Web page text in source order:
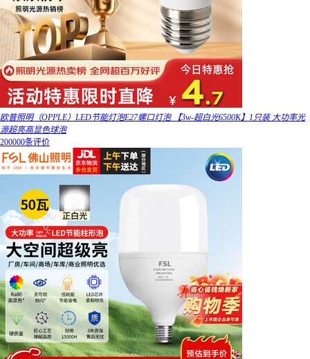
欧普照明（OPPLE）LED节能灯泡E27螺口灯泡 【3w-超白光6500K】1只装 大功率光
源超亮高显色球泡
200000条评价